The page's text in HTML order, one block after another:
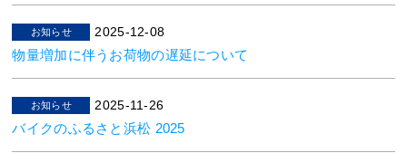
お知らせ 2025-12-08
物量増加に伴うお荷物の遅延について
お知らせ 2025-11-26
バイクのふるさと浜松 2025